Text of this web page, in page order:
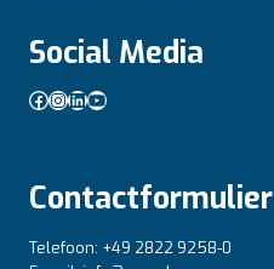
Social Media
Facebook
Instagram
LinkedIn
YouTube
Contactformulier
Telefoon: +49 2822 9258-0